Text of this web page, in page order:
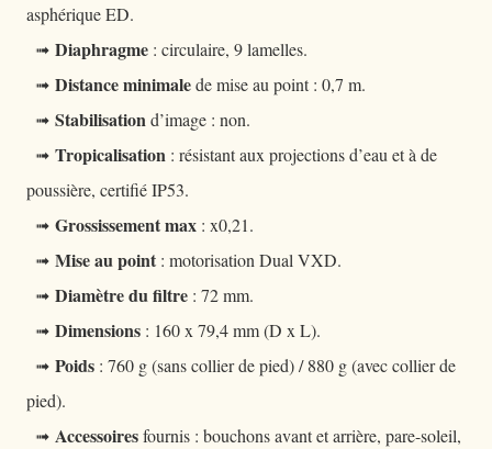
asphérique ED.
➟ Diaphragme : circulaire, 9 lamelles.
➟ Distance minimalede mise au point : 0,7 m.
➟ Stabilisationd’image : non.
➟ Tropicalisation : résistant aux projections d’eau et à de
poussière, certifié IP53.
➟ Grossissement max : x0,21.
➟ Mise au point : motorisation Dual VXD.
➟ Diamètre du filtre : 72 mm.
➟ Dimensions : 160 x 79,4 mm (D x L).
➟ Poids : 760 g (sans collier de pied) / 880 g (avec collier de
pied).
➟ Accessoiresfournis : bouchons avant et arrière, pare-soleil,